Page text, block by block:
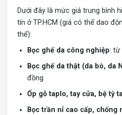
Dưới đây là mức giá trung bình
tín ở TP.HCM (giá có thể dao
thể):
Bọc ghế da công nghiệp: từ
Bọc ghế da thật (da bò, da
đồng
Ốp gỗ taplo, tay cửa, bệ tỳ
Bọc trần nỉ cao cấp, chống